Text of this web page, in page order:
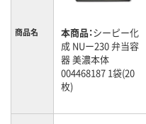
商品名 本商品：シーピー化
成 NUー230 弁当容
器 美濃本体
004468187 1袋(20
枚)